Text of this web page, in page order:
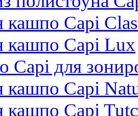
кашпо Capi
кашпо Capi Lux
Capi для
кашпо Capi
кашпо Capi